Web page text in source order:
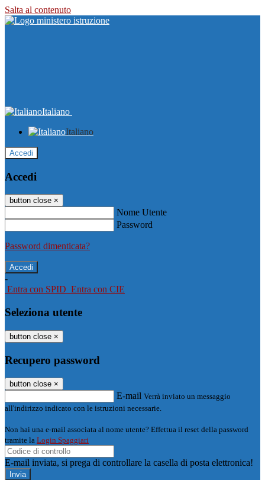
Salta al contenuto
Italiano
Italiano
Accedi
Accedi
button close ×
Nome Utente
Password
Password dimenticata?
-
Entra con SPID Entra con CIE
Seleziona utente
button close ×
Recupero password
button close ×
E-mail Verrà inviato un messaggio
all'indirizzo indicato con le istruzioni necessarie.
Non hai una e-mail associata al nome utente? Effettua il reset della password
tramite la Login Spaggiari
E-mail inviata, si prega di controllare la casella di posta elettronica!